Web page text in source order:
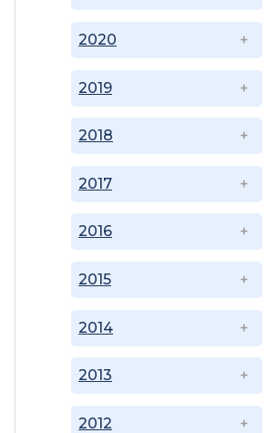
2012
2013
2014
2015
2016
2017
2018
2019
2020